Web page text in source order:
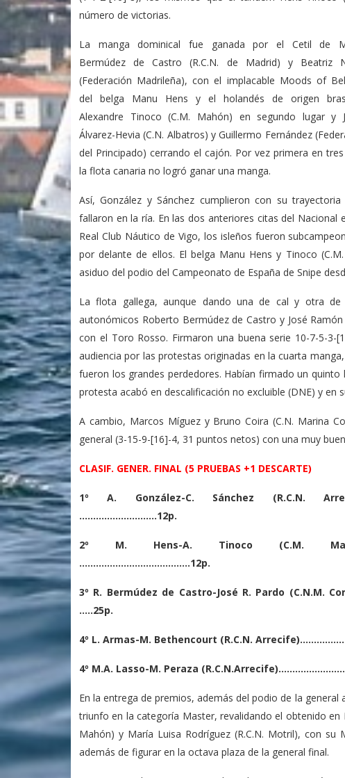
número de victorias.
La manga dominical fue ganada por el Cetil de
Bermúdez de Castro (R.C.N. de Madrid) y Beatriz
(Federación Madrileña), con el implacable Moods of
del belga Manu Hens y el holandés de origen
Alexandre Tinoco (C.M. Mahón) en segundo lugar y
Álvarez-Hevia (C.N. Albatros) y Guillermo Fernández
del Principado) cerrando el cajón. Por vez primera en
la flota canaria no logró ganar una manga.
Así, González y Sánchez cumplieron con su
fallaron en la ría. En las dos anteriores citas del
Real Club Náutico de Vigo, los isleños fueron
por delante de ellos. El belga Manu Hens y Tinoco
asiduo del podio del Campeonato de España de Snipe
La flota gallega, aunque dando una de cal y otra de
autonómicos Roberto Bermúdez de Castro y José
con el Toro Rosso. Firmaron una buena serie 10-7-5-
audiencia por las protestas originadas en la cuarta
fueron los grandes perdedores. Habían firmado un
protesta acabó en descalificación no excluible (DNE) y en
A cambio, Marcos Míguez y Bruno Coira (C.N. Marina
general (3-15-9-[16]-4, 31 puntos netos) con una muy
CLASIF. GENER. FINAL (5 PRUEBAS +1 DESCARTE)
1º A. González-C. Sánchez (R.C.N.
……………………….12p.
2º M. Hens-A. Tinoco (C.M.
………………………………….12p.
3º R. Bermúdez de Castro-José R. Pardo (C.N.M.
…..25p.
4º L. Armas-M. Bethencourt (R.C.N.
4º M.A. Lasso-M. Peraza
En la entrega de premios, además del podio de la
triunfo en la categoría Master, revalidando el obtenido en
Mahón) y María Luisa Rodríguez (R.C.N. Motril), con
además de figurar en la octava plaza de la general final.